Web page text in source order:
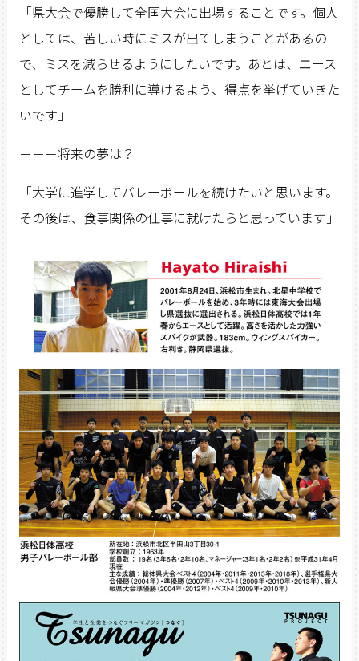
「県大会で優勝して全国大会に出場することです。個人
としては、苦しい時にミスが出てしまうことがあるの
で、ミスを減らせるようにしたいです。あとは、エース
としてチームを勝利に導けるよう、得点を挙げていきた
いです」
－－－将来の夢は？
「大学に進学してバレーボールを続けたいと思います。
その後は、食事関係の仕事に就けたらと思っています」